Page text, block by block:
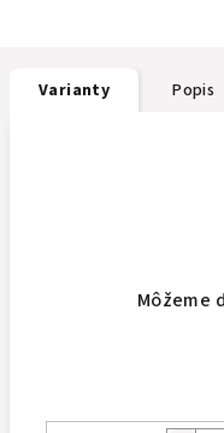
Varianty Popis
Môžeme